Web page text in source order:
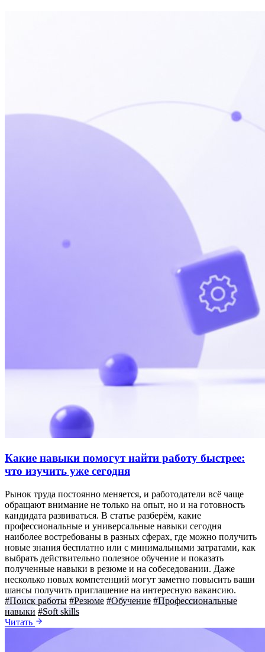
Какие навыки помогут найти работу быстрее:
что изучить уже сегодня
Рынок труда постоянно меняется, и работодатели всё чаще
обращают внимание не только на опыт, но и на готовность
кандидата развиваться. В статье разберём, какие
профессиональные и универсальные навыки сегодня
наиболее востребованы в разных сферах, где можно получить
новые знания бесплатно или с минимальными затратами, как
выбрать действительно полезное обучение и показать
полученные навыки в резюме и на собеседовании. Даже
несколько новых компетенций могут заметно повысить ваши
шансы получить приглашение на интересную вакансию.
#Поиск работы #Резюме #Обучение #Профессиональные
навыки #Soft skills
Читать